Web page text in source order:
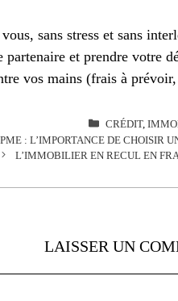
sans stress et sans
et prendre votre
vos mains (frais à
CATÉGORIES
CRÉDIT,
: L’IMPORTANCE DE CHOISIR
L’IMMOBILIER EN RECUL EN
LAISSER UN